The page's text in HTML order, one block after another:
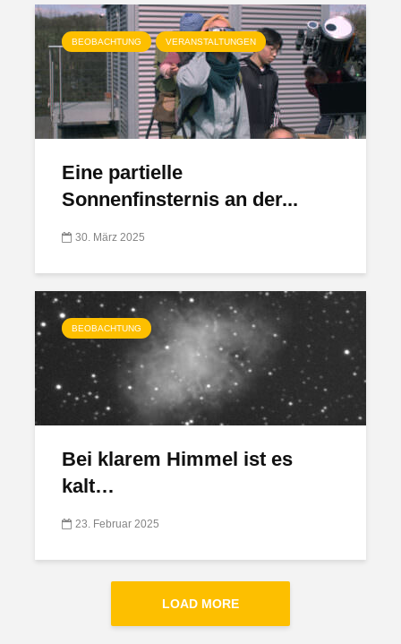
BEOBACHTUNG VERANSTALTUNGEN
Eine partielle
Sonnenfinsternis an der...
30. März 2025
BEOBACHTUNG
Bei klarem Himmel ist es
kalt…
23. Februar 2025
LOAD MORE